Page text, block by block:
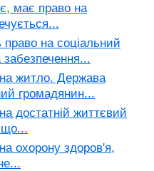
має право на
на соціальний
житло. Держава
громадянин...
достатній життєвий
що...
охорону здоров'я,